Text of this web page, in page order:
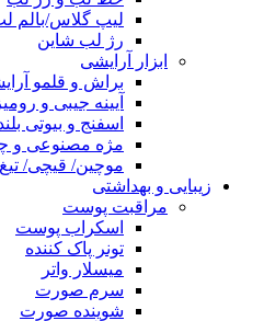
لیپ گلاس/بالم
رژ لب شاین
ابزار آرایشی
براش و قلمو
آیینه جیبی و
اسفنج و بیوتی
مژه مصنوعی و
موچین/ قیچی/ تیغ
زیبایی و بهداشتی
مراقبت پوست
اسکراب پوست
تونر پاک کننده
میسلار واتر
سرم صورت
شوینده صورت